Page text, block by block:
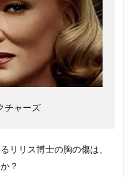
チャーズ
リリス博士の胸の傷は、
？